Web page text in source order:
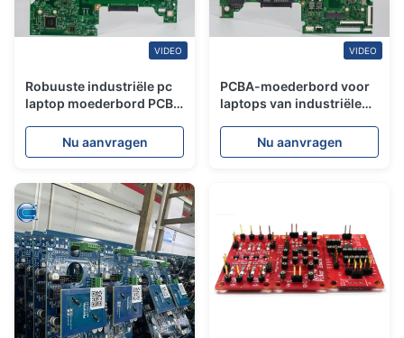
VIDEO
Robuuste industriële pc
laptop moederbord PCBA
fabrieksautomatisering
Nu aanvragen
VIDEO
PCBA-moederbord voor
laptops van industriële
waterdicht EMC-
certificaat voor transport
Nu aanvragen